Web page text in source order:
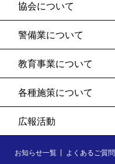
協会について
警備業について
教育事業について
各種施策について
広報活動
お知らせ一覧 よくあるご質問